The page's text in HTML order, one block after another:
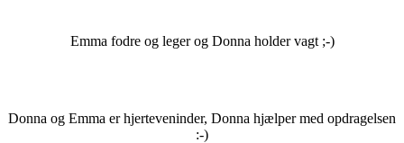
Emma fodre og leger og Donna holder vagt ;-)
Donna og Emma er hjerteveninder, Donna hjælper med opdragelsen
:-)